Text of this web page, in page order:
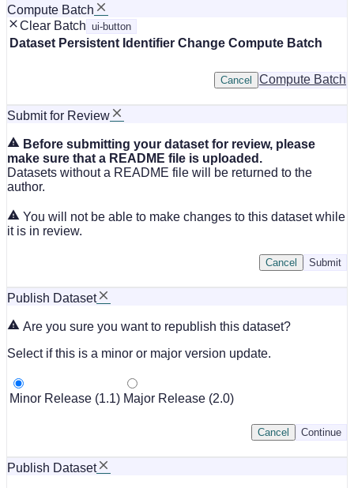
Compute Batch
Clear Batch ui-button
Dataset Persistent Identifier Change Compute Batch
Compute Batch
Cancel
Submit for Review
Before submitting your dataset for review, please
make sure that a README file is uploaded.
Datasets without a README file will be returned to the
author.
You will not be able to make changes to this dataset while
it is in review.
Submit
Cancel
Publish Dataset
Are you sure you want to republish this dataset?
Select if this is a minor or major version update.
Minor Release (1.1) Major Release (2.0)
Continue
Cancel
Publish Dataset